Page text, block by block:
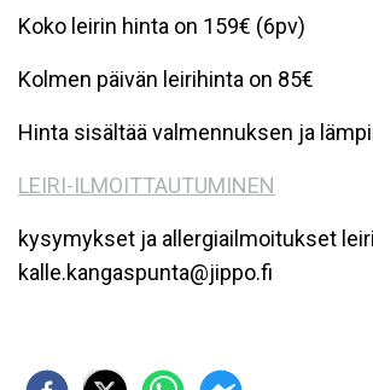
Koko leirin hinta on 159€ (6pv)
Kolmen päivän leirihinta on 85€
Hinta sisältää valmennuksen ja
LEIRI-ILMOITTAUTUMINEN
kysymykset ja allergiailmoitukset
kalle.kangaspunta@jippo.fi